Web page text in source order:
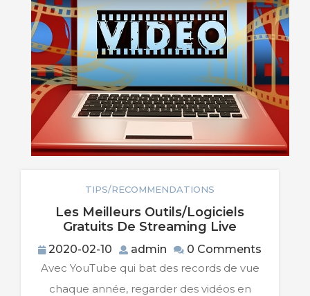
TIPS/RECOMMENDATIONS
Les Meilleurs Outils/logiciels
Gratuits De Streaming Live
Outils/
Gratuits
De
2020-02-10
2020-
02-
admin admin
0 Comments
Avec YouTube qui bat des records de vue
chaque année, regarder des vidéos en